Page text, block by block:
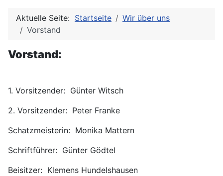
Aktuelle Seite: Startseite
Wir über uns
Vorstand
Vorstand:
1. Vorsitzender: Günter Witsch
2. Vorsitzender: Peter Franke
Schatzmeisterin: Monika Mattern
Schriftführer: Günter Gödtel
Beisitzer: Klemens Hundelshausen